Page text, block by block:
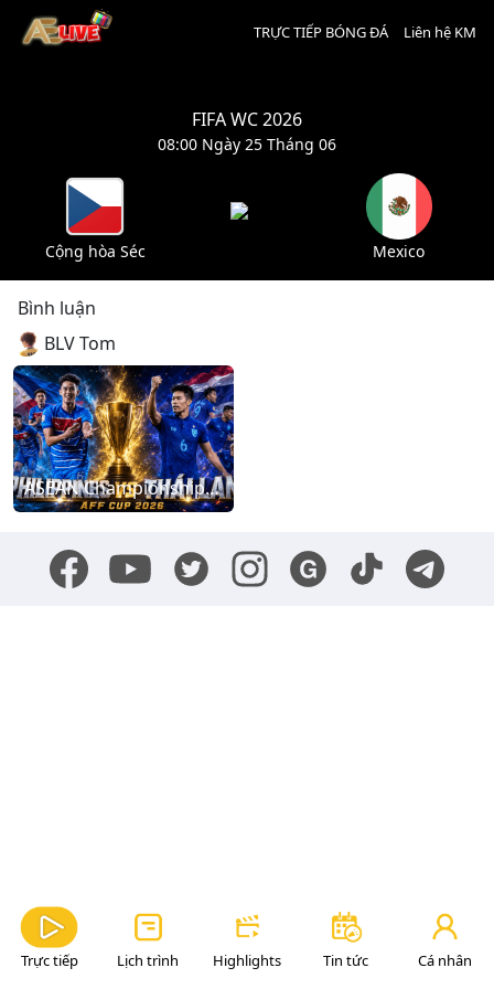
TRỰC TIẾP BÓNG ĐÁ Liên hệ KM
FIFA WC 2026
08:00 Ngày 25 Tháng 06
Cộng hòa Séc Mexico
Bình luận
BLV Tom
ASEAN Championship: Philippines – Thailand (20:00 - 04/08/2026)
Trực tiếp Lịch trình Highlights Tin tức Cá nhân